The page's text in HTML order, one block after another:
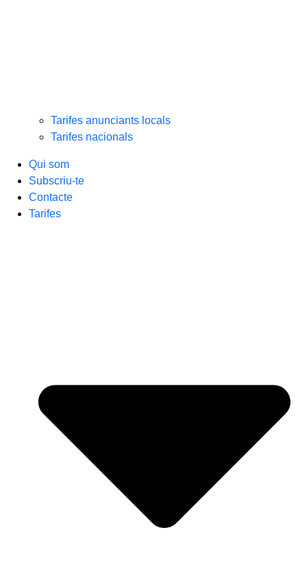
Tarifes anunciants locals
Tarifes nacionals
Qui som
Subscriu-te
Contacte
Tarifes